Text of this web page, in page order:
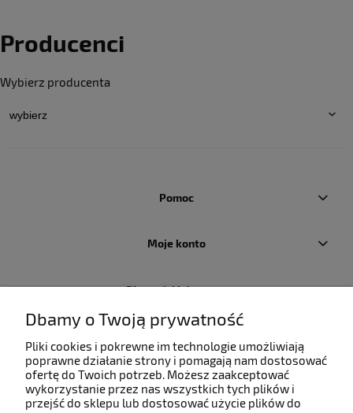
Producenci
Wybierz producenta
Pomoc
Moje konto
Płatności i dostawa
O nas
Dbamy o Twoją prywatność
Pliki cookies i pokrewne im technologie umożliwiają
poprawne działanie strony i pomagają nam dostosować
ofertę do Twoich potrzeb. Możesz zaakceptować
wykorzystanie przez nas wszystkich tych plików i
przejść do sklepu lub dostosować użycie plików do